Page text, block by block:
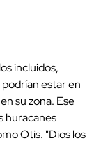
incluidos,
estar en
su zona. Ese
huracanes
Otis. "Dios los